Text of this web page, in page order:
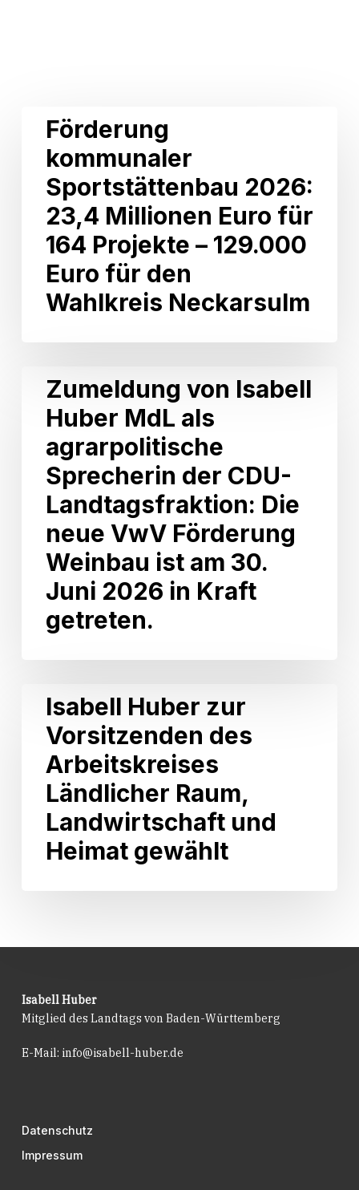
kommunaler
Sportstättenbau
2026:
Millionen
Projekte
Wahlkreis
Neckarsulm
Förderung
kommunaler
Sportstättenbau 2026:
23,4 Millionen Euro für
164 Projekte – 129.000
Euro für den
Wahlkreis Neckarsulm
Isabell
Huber
agrarpolitische
Sprecherin
CDU-
Landtagsfraktion:
neue
Förderung
getreten.
Zumeldung von Isabell
Huber MdL als
agrarpolitische
Sprecherin der CDU-
Landtagsfraktion: Die
neue VwV Förderung
Weinbau ist am 30.
Juni 2026 in Kraft
getreten.
Huber
Vorsitzenden
Arbeitskreises
Ländlicher
Landwirtschaft
Isabell Huber zur
Vorsitzenden des
Arbeitskreises
Ländlicher Raum,
Landwirtschaft und
Heimat gewählt
Isabell Huber
Mitglied des Landtags von Baden-Württemberg
E-Mail: info@isabell-huber.de
Datenschutz
Impressum